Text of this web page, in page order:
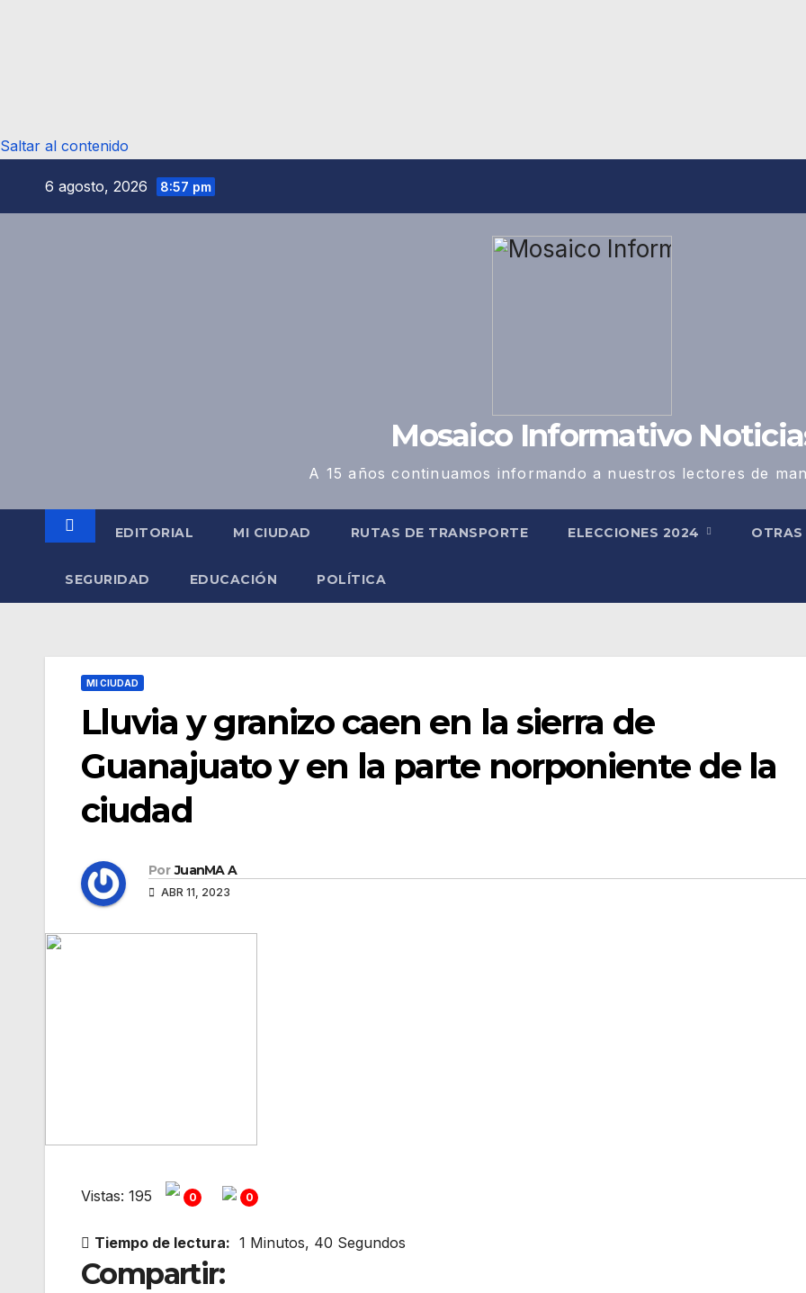
Saltar al contenido
6 agosto, 2026 8:57 pm
Mosaico Informativo
A 15 años continuamos informando a nuestros lectores de
EDITORIAL MI CIUDAD RUTAS DE TRANSPORTE ELECCIONES 2024
SEGURIDAD EDUCACIÓN POLÍTICA
MI CIUDAD
Lluvia y granizo caen en la sierra de
Guanajuato y en la parte norponiente de la
ciudad
Por JuanMA A
ABR 11, 2023
Vistas: 195 0 0
Tiempo de lectura: 1 Minutos, 40 Segundos
Compartir: